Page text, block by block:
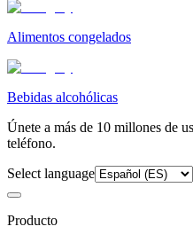
Alimentos congelados
Bebidas alcohólicas
Únete a más de 10 millones de
teléfono.
Select language
Producto